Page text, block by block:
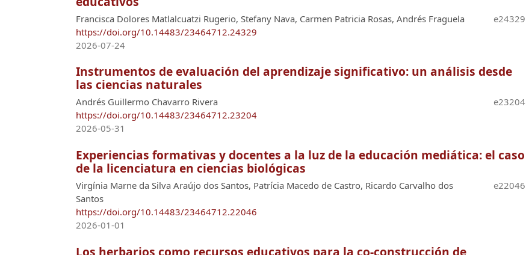
Francisca Dolores Matlalcuatzi Rugerio, Stefany Nava, Carmen Patricia Rosas, Andrés Fraguela
https://doi.org/10.14483/23464712.24329
e24329
2026-07-24
Instrumentos de evaluación del aprendizaje significativo: un análisis desde
las ciencias naturales
Andrés Guillermo Chavarro Rivera
https://doi.org/10.14483/23464712.23204
e23204
2026-05-31
Experiencias formativas y docentes a la luz de la educación mediática: el caso
de la licenciatura en ciencias biológicas
Virgínia Marne da Silva Araújo dos Santos, Patrícia Macedo de Castro, Ricardo Carvalho dos
Santos
https://doi.org/10.14483/23464712.22046
e22046
2026-01-01
Los herbarios como recursos educativos para la co-construcción de